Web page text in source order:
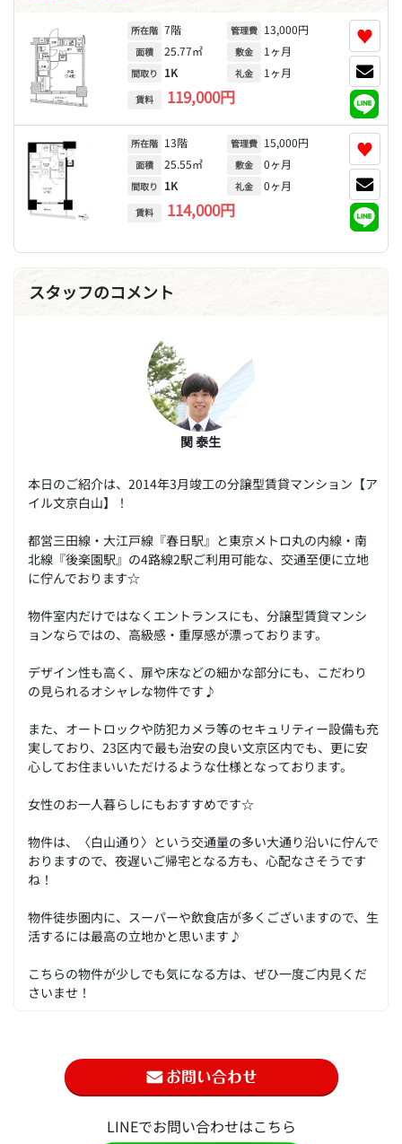
所在階 7階
面積 25.77㎡
間取り 1K
賃料 119,000円
管理費 13,000円
敷金 1ヶ月
礼金 1ヶ月
♥
所在階 13階
面積 25.55㎡
間取り 1K
賃料 114,000円
管理費 15,000円
敷金 0ヶ月
礼金 0ヶ月
♥
スタッフのコメント
関 泰生
本日のご紹介は、2014年3月竣工の分譲型賃貸マンション【ア
イル文京白山】！
都営三田線・大江戸線『春日駅』と東京メトロ丸の内線・南
北線『後楽園駅』の4路線2駅ご利用可能な、交通至便に立地
に佇んでおります☆
物件室内だけではなくエントランスにも、分譲型賃貸マンシ
ョンならではの、高級感・重厚感が漂っております。
デザイン性も高く、扉や床などの細かな部分にも、こだわり
の見られるオシャレな物件です♪
また、オートロックや防犯カメラ等のセキュリティー設備も充
実しており、23区内で最も治安の良い文京区内でも、更に安
心してお住まいいただけるような仕様となっております。
女性のお一人暮らしにもおすすめです☆
物件は、〈白山通り〉という交通量の多い大通り沿いに佇んで
おりますので、夜遅いご帰宅となる方も、心配なさそうです
ね！
物件徒歩圏内に、スーパーや飲食店が多くございますので、生
活するには最高の立地かと思います♪
こちらの物件が少しでも気になる方は、ぜひ一度ご内見くだ
さいませ！
LINEでお問い合わせはこちら